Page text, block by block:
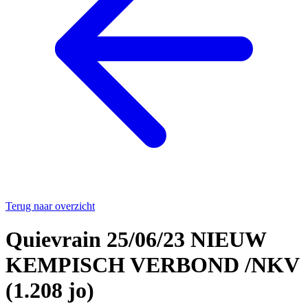
Terug naar overzicht
Quievrain 25/06/23 NIEUW
KEMPISCH VERBOND /NKV
(1.208 jo)